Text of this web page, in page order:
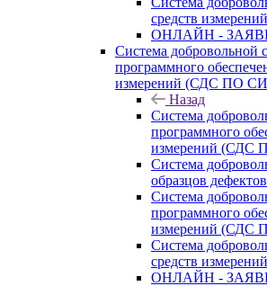
средств
ОНЛАЙН -
Система добровольной
программного
измерений (СДС ПО
Назад
Система
программного
измерений (СДС
Система
образцов
Система
программного
измерений (СДС
Система
средств
ОНЛАЙН -